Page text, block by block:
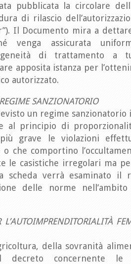
pubblicata la circolare
di rilascio
Il Documento mira a
venga assicurata
di trattamento
apposita istanza per
autorizzato.
SANZIONATORIO
un regime
al principio di
grave le violazioni
che comportino
le casistiche irregolari ma
scheda verrà esaminato il
delle norme
L’AUTOIMPRENDITORIALITÀ
della sovranità
decreto concernente